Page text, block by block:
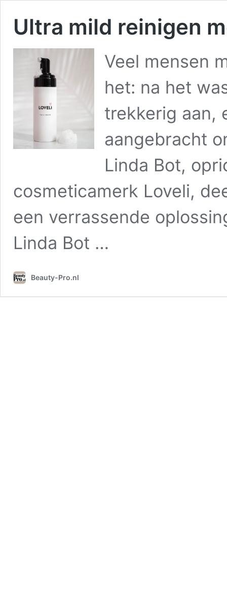
Ultra mild reinigen
Veel mensen
het: na het
trekkerig aan,
aangebracht
Linda Bot,
cosmeticamerk Loveli,
een verrassende
Linda Bot …
Beauty-Pro.nl